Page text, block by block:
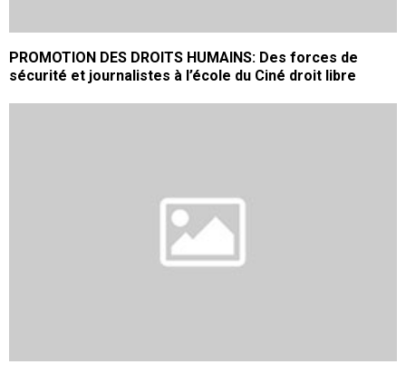
PROMOTION DES DROITS HUMAINS: Des forces de
sécurité et journalistes à l’école du Ciné droit libre